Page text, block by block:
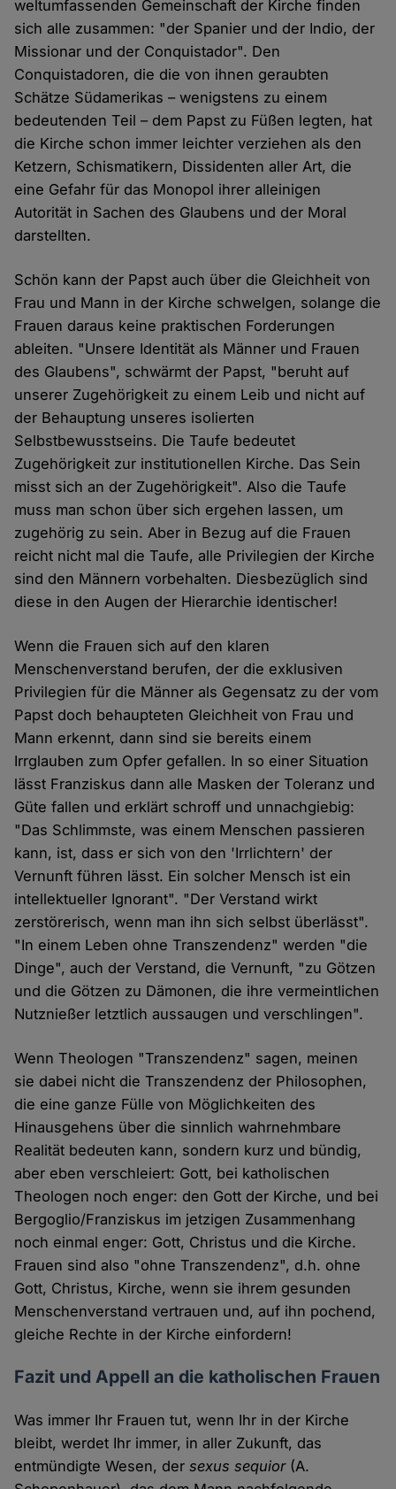
weltumfassenden Gemeinschaft der Kirche finden
sich alle zusammen: "der Spanier und der Indio, der
Missionar und der Conquistador". Den
Conquistadoren, die die von ihnen geraubten
Schätze Südamerikas – wenigstens zu einem
bedeutenden Teil – dem Papst zu Füßen legten, hat
die Kirche schon immer leichter verziehen als den
Ketzern, Schismatikern, Dissidenten aller Art, die
eine Gefahr für das Monopol ihrer alleinigen
Autorität in Sachen des Glaubens und der Moral
darstellten.
Schön kann der Papst auch über die Gleichheit von
Frau und Mann in der Kirche schwelgen, solange die
Frauen daraus keine praktischen Forderungen
ableiten. "Unsere Identität als Männer und Frauen
des Glaubens", schwärmt der Papst, "beruht auf
unserer Zugehörigkeit zu einem Leib und nicht auf
der Behauptung unseres isolierten
Selbstbewusstseins. Die Taufe bedeutet
Zugehörigkeit zur institutionellen Kirche. Das Sein
misst sich an der Zugehörigkeit". Also die Taufe
muss man schon über sich ergehen lassen, um
zugehörig zu sein. Aber in Bezug auf die Frauen
reicht nicht mal die Taufe, alle Privilegien der Kirche
sind den Männern vorbehalten. Diesbezüglich sind
diese in den Augen der Hierarchie identischer!
Wenn die Frauen sich auf den klaren
Menschenverstand berufen, der die exklusiven
Privilegien für die Männer als Gegensatz zu der vom
Papst doch behaupteten Gleichheit von Frau und
Mann erkennt, dann sind sie bereits einem
Irrglauben zum Opfer gefallen. In so einer Situation
lässt Franziskus dann alle Masken der Toleranz und
Güte fallen und erklärt schroff und unnachgiebig:
"Das Schlimmste, was einem Menschen passieren
kann, ist, dass er sich von den 'Irrlichtern' der
Vernunft führen lässt. Ein solcher Mensch ist ein
intellektueller Ignorant". "Der Verstand wirkt
zerstörerisch, wenn man ihn sich selbst überlässt".
"In einem Leben ohne Transzendenz" werden "die
Dinge", auch der Verstand, die Vernunft, "zu Götzen
und die Götzen zu Dämonen, die ihre vermeintlichen
Nutznießer letztlich aussaugen und verschlingen".
Wenn Theologen "Transzendenz" sagen, meinen
sie dabei nicht die Transzendenz der Philosophen,
die eine ganze Fülle von Möglichkeiten des
Hinausgehens über die sinnlich wahrnehmbare
Realität bedeuten kann, sondern kurz und bündig,
aber eben verschleiert: Gott, bei katholischen
Theologen noch enger: den Gott der Kirche, und bei
Bergoglio/Franziskus im jetzigen Zusammenhang
noch einmal enger: Gott, Christus und die Kirche.
Frauen sind also "ohne Transzendenz", d.h. ohne
Gott, Christus, Kirche, wenn sie ihrem gesunden
Menschenverstand vertrauen und, auf ihn pochend,
gleiche Rechte in der Kirche einfordern!
Fazit und Appell an die katholischen Frauen
Was immer Ihr Frauen tut, wenn Ihr in der Kirche
bleibt, werdet Ihr immer, in aller Zukunft, das
entmündigte Wesen, dersexus sequior(A.